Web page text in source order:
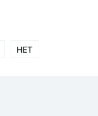
НЕТ